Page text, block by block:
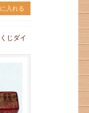
入れる
じダイ